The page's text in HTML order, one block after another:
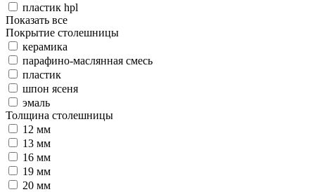
пластик hpl
Показать все
Покрытие столешницы
керамика
парафино-маслянная смесь
пластик
шпон ясеня
эмаль
Толщина столешницы
12 мм
13 мм
16 мм
19 мм
20 мм